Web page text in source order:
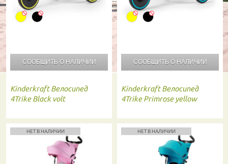
СООБЩИТЬ О НАЛИЧИИ
Kinderkraft Велосипед
4Trike Black volt
СООБЩИТЬ О НАЛИЧИИ
Kinderkraft Велосипед
4Trike Primrose yellow
НЕТ В НАЛИЧИИ НЕТ В НАЛИЧИИ